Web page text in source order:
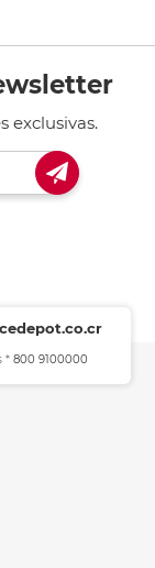
exclusivas.
*800 9100000